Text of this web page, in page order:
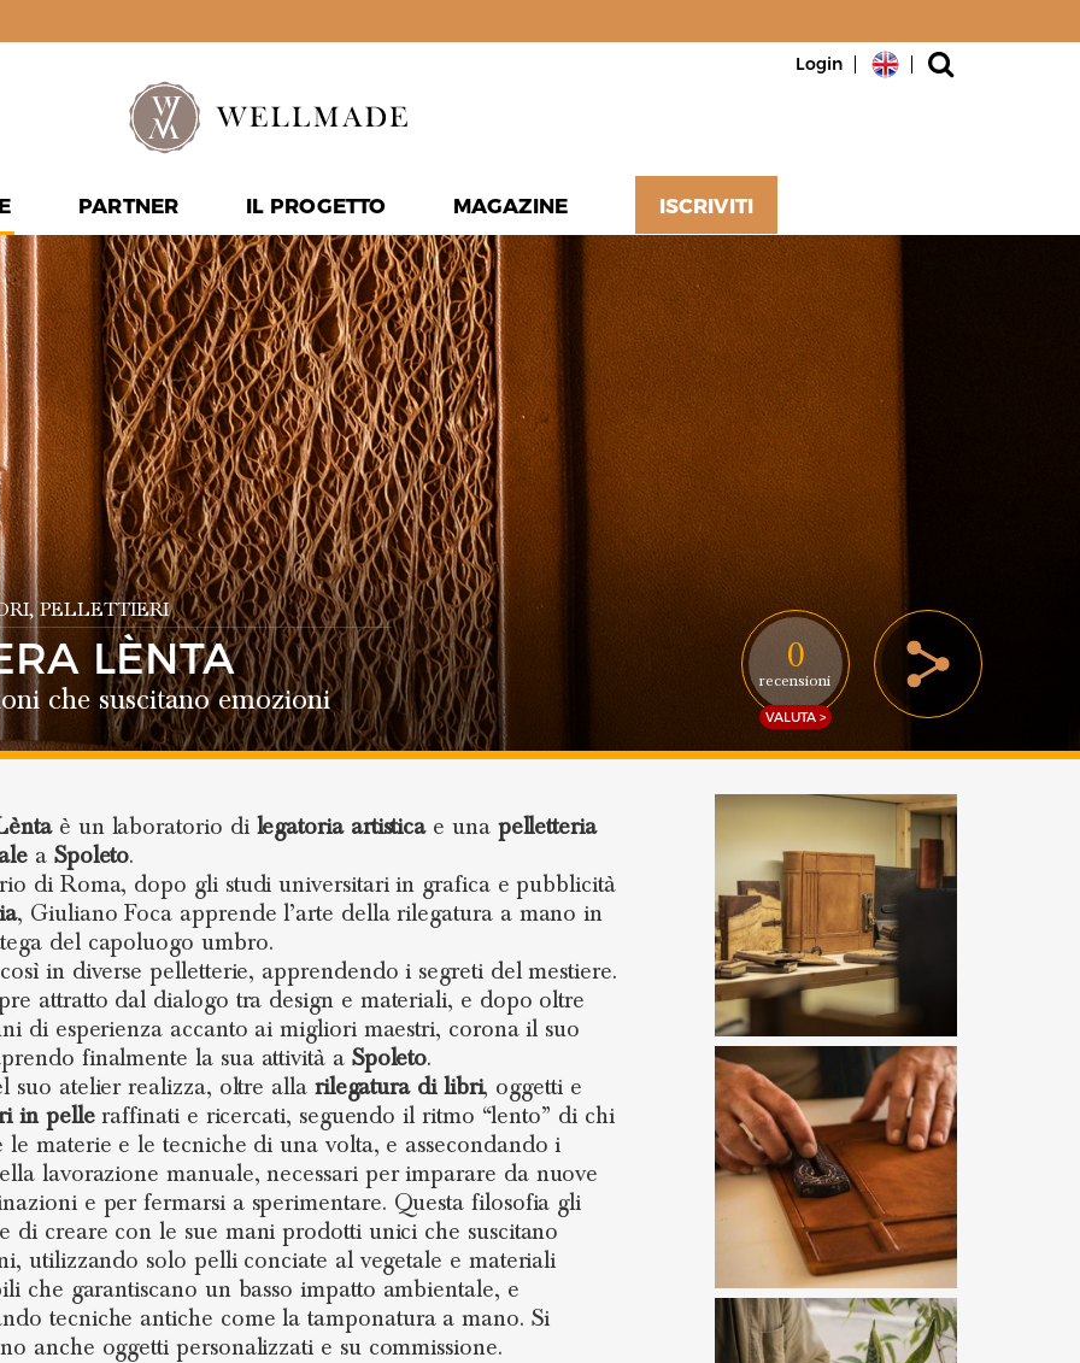
Login
PARTNER IL PROGETTO MAGAZINE ISCRIVITI
, PELLETTIERI
LÈNTA
che suscitano emozioni
è un laboratorio di legatoria artisticae una pelletteria
a Spoleto.
di Roma, dopo gli studi universitari in grafica e pubblicità
, Giuliano Foca apprende l’arte della rilegatura a mano in
del capoluogo umbro.
in diverse pelletterie, apprendendo i segreti del mestiere.
attratto dal dialogo tra design e materiali, e dopo oltre
di esperienza accanto ai migliori maestri, corona il suo
finalmente la sua attività a Spoleto.
suo atelier realizza, oltre alla rilegatura di libri, oggetti e
in pelleraffinati e ricercati, seguendo il ritmo “lento” di chi
le materie e le tecniche di una volta, e assecondando i
lavorazione manuale, necessari per imparare da nuove
e per fermarsi a sperimentare. Questa filosofia gli
di creare con le sue mani prodotti unici che suscitano
utilizzando solo pelli conciate al vegetale e materiali
che garantiscano un basso impatto ambientale, e
tecniche antiche come la tamponatura a mano. Si
anche oggetti personalizzati e su commissione.
0
recensioni
VALUTA >